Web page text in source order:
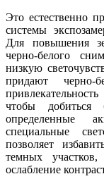
Это естественно
системы
Для повышения
черно-белого
низкую
придают черно-
чтобы добиться
определенные
специальные
позволяет
темных
ослабление